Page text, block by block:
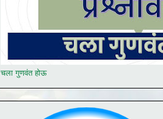
चला गुणवंत होऊ